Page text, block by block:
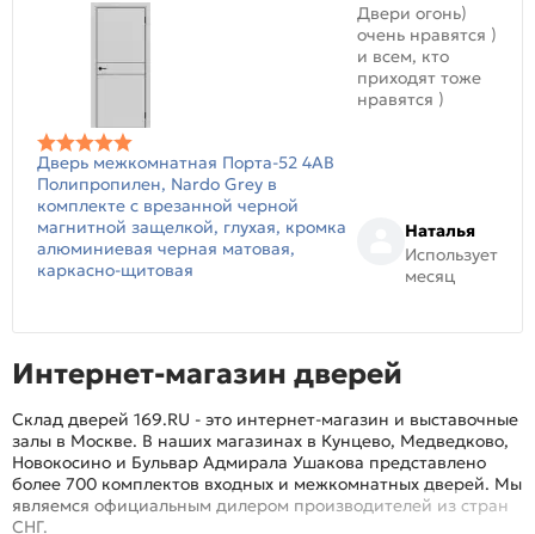
Дверь межкомнатная Порта-52 4AB
Полипропилен, Nardo Grey в
комплекте с врезанной черной
магнитной защелкой, глухая, кромка
алюминиевая черная матовая,
каркасно-щитовая
Двери огонь)
очень нравятся )
и всем, кто
приходят тоже
нравятся )
Наталья
Использует
месяц
Интернет-магазин дверей
Склад дверей 169.RU - это интернет-магазин и выставочные
залы в Москве. В наших магазинах в Кунцево, Медведково,
Новокосино и Бульвар Адмирала Ушакова представлено
более 700 комплектов входных и межкомнатных дверей. Мы
являемся официальным дилером производителей из стран
СНГ.